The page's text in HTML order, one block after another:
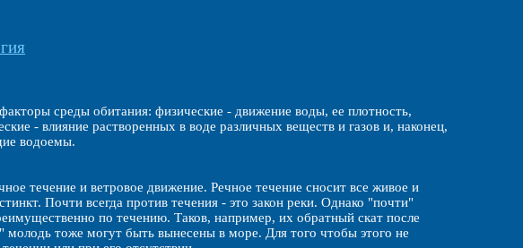
среды обитания: физические - движение воды, ее плотность,
- влияние растворенных в воде различных веществ и газов и, наконец,
водоемы.
течение и ветровое движение. Речное течение сносит все живое и
Почти всегда против течения - это закон реки. Однако "почти"
по течению. Таков, например, их обратный скат после
тоже могут быть вынесены в море. Для того чтобы этого не